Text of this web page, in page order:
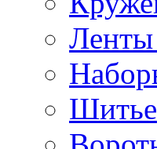
Ленты
Шитье